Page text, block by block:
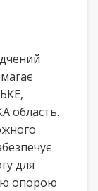
область.
для
опорою